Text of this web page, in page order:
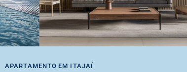
APARTAMENTO EM ITAJAÍ